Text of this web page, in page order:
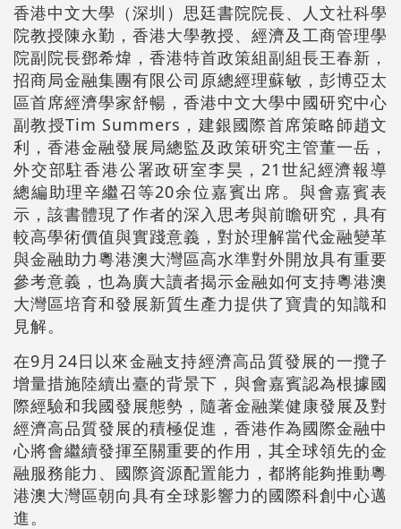
香港中文大學（深圳）思廷書院院長、人文社科學
院教授陳永勤，香港大學教授、經濟及工商管理學
院副院長鄧希煒，香港特首政策組副組長王春新，
招商局金融集團有限公司原總經理蘇敏，彭博亞太
區首席經濟學家舒暢，香港中文大學中國研究中心
副教授Tim Summers，建銀國際首席策略師趙文
利，香港金融發展局總監及政策研究主管董一岳，
外交部駐香港公署政研室李昊，21世紀經濟報導
總編助理辛繼召等20余位嘉賓出席。與會嘉賓表
示，該書體現了作者的深入思考與前瞻研究，具有
較高學術價值與實踐意義，對於理解當代金融變革
與金融助力粵港澳大灣區高水準對外開放具有重要
參考意義，也為廣大讀者揭示金融如何支持粵港澳
大灣區培育和發展新質生產力提供了寶貴的知識和
見解。
在9月24日以來金融支持經濟高品質發展的一攬子
增量措施陸續出臺的背景下，與會嘉賓認為根據國
際經驗和我國發展態勢，隨著金融業健康發展及對
經濟高品質發展的積極促進，香港作為國際金融中
心將會繼續發揮至關重要的作用，其全球領先的金
融服務能力、國際資源配置能力，都將能夠推動粵
港澳大灣區朝向具有全球影響力的國際科創中心邁
進。